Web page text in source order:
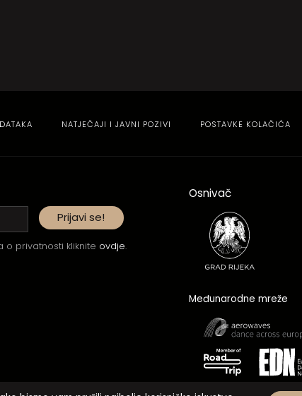
NATJEČAJI I JAVNI POZIVI POSTAVKE KOLAČIĆA
o privatnosti kliknite ovdje.
Osnivač
Međunarodne mreže